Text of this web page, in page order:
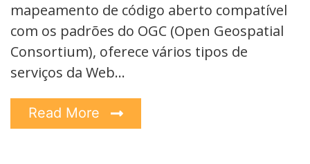
mapeamento de código aberto compatível
com os padrões do OGC (Open Geospatial
Consortium), oferece vários tipos de
serviços da Web…
Read More